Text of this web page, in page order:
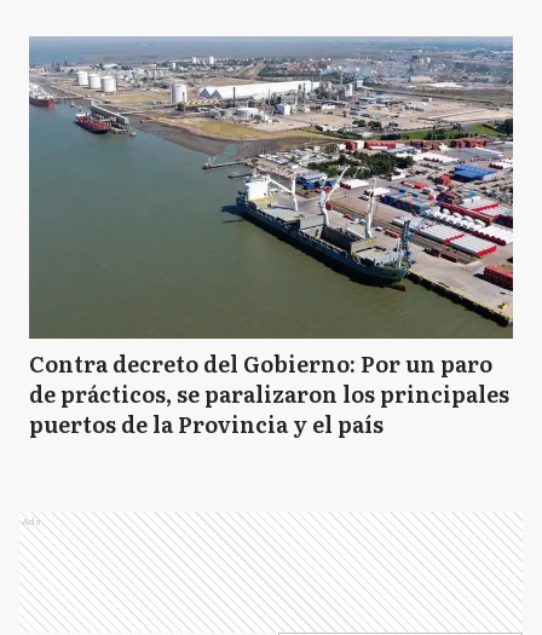
Contra decreto del Gobierno: Por un paro
de prácticos, se paralizaron los principales
puertos de la Provincia y el país
Ads